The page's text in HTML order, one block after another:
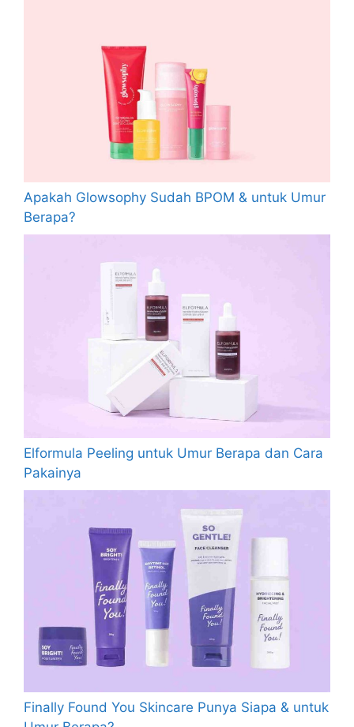
Apakah Glowsophy Sudah BPOM & untuk Umur
Berapa?
Elformula Peeling untuk Umur Berapa dan Cara
Pakainya
Finally Found You Skincare Punya Siapa & untuk